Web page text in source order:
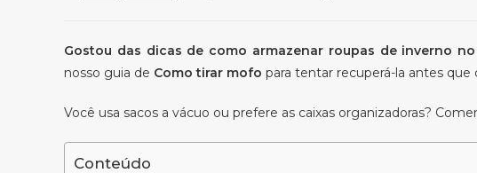
Gostou das dicas de como armazenar roupas de inverno no
nosso guia de Como tirar mofo para tentar recuperá-la antes
Você usa sacos a vácuo ou prefere as caixas organizadoras?
Conteúdo